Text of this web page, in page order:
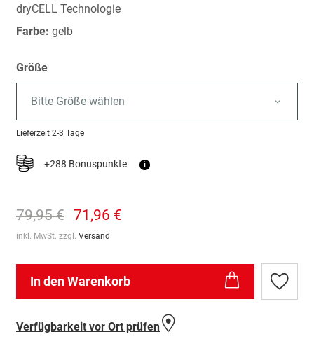
dryCELL Technologie
Farbe: gelb
Größe
Bitte Größe wählen
Lieferzeit 2-3 Tage
+288 Bonuspunkte i
79,95 € 71,96 €
inkl. MwSt. zzgl. Versand
In den Warenkorb
Zur
Verfügbarkeit vor Ort prüfen